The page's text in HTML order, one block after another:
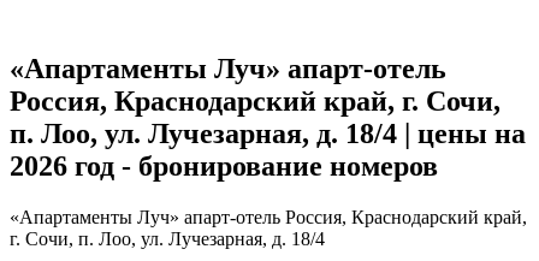
«Апартаменты Луч» апарт-отель
Россия, Краснодарский край, г. Сочи,
п. Лоо, ул. Лучезарная, д. 18/4 | цены на
2026 год - бронирование номеров
«Апартаменты Луч» апарт-отель Россия, Краснодарский край,
г. Сочи, п. Лоо, ул. Лучезарная, д. 18/4